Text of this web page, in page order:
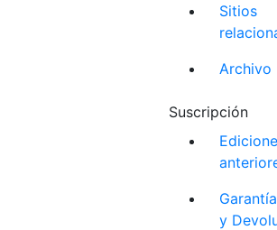
Sitios
Archivo
Suscripción
y